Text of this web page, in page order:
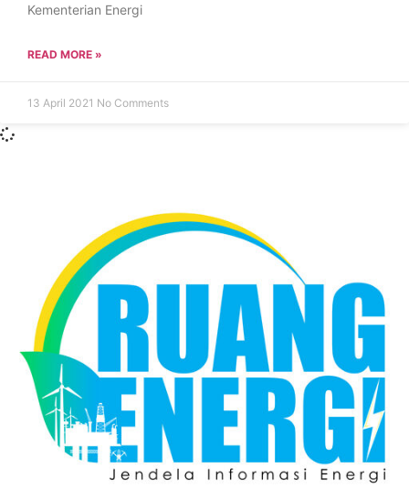
Kementerian Energi
READ MORE »
13 April 2021 No Comments